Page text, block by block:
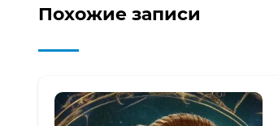
Похожие записи